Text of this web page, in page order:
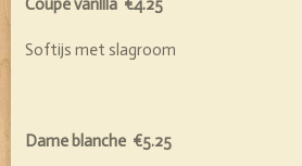
Coupe vanilla €4.25
Softijs met slagroom
Dame blanche €5.25